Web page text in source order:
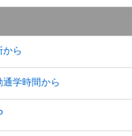
から
通学時間から